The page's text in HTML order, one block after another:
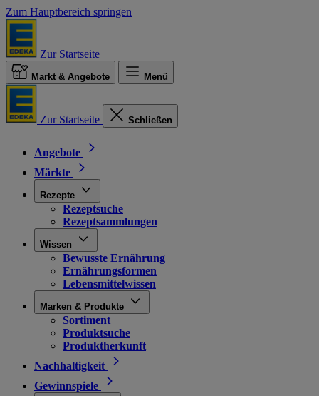
Zum Hauptbereich springen
Zur Startseite
Markt & Angebote Menü
Zur Startseite Schließen
Angebote
Märkte
Rezepte
Rezeptsuche
Rezeptsammlungen
Wissen
Bewusste Ernährung
Ernährungsformen
Lebensmittelwissen
Marken & Produkte
Sortiment
Produktsuche
Produktherkunft
Nachhaltigkeit
Gewinnspiele